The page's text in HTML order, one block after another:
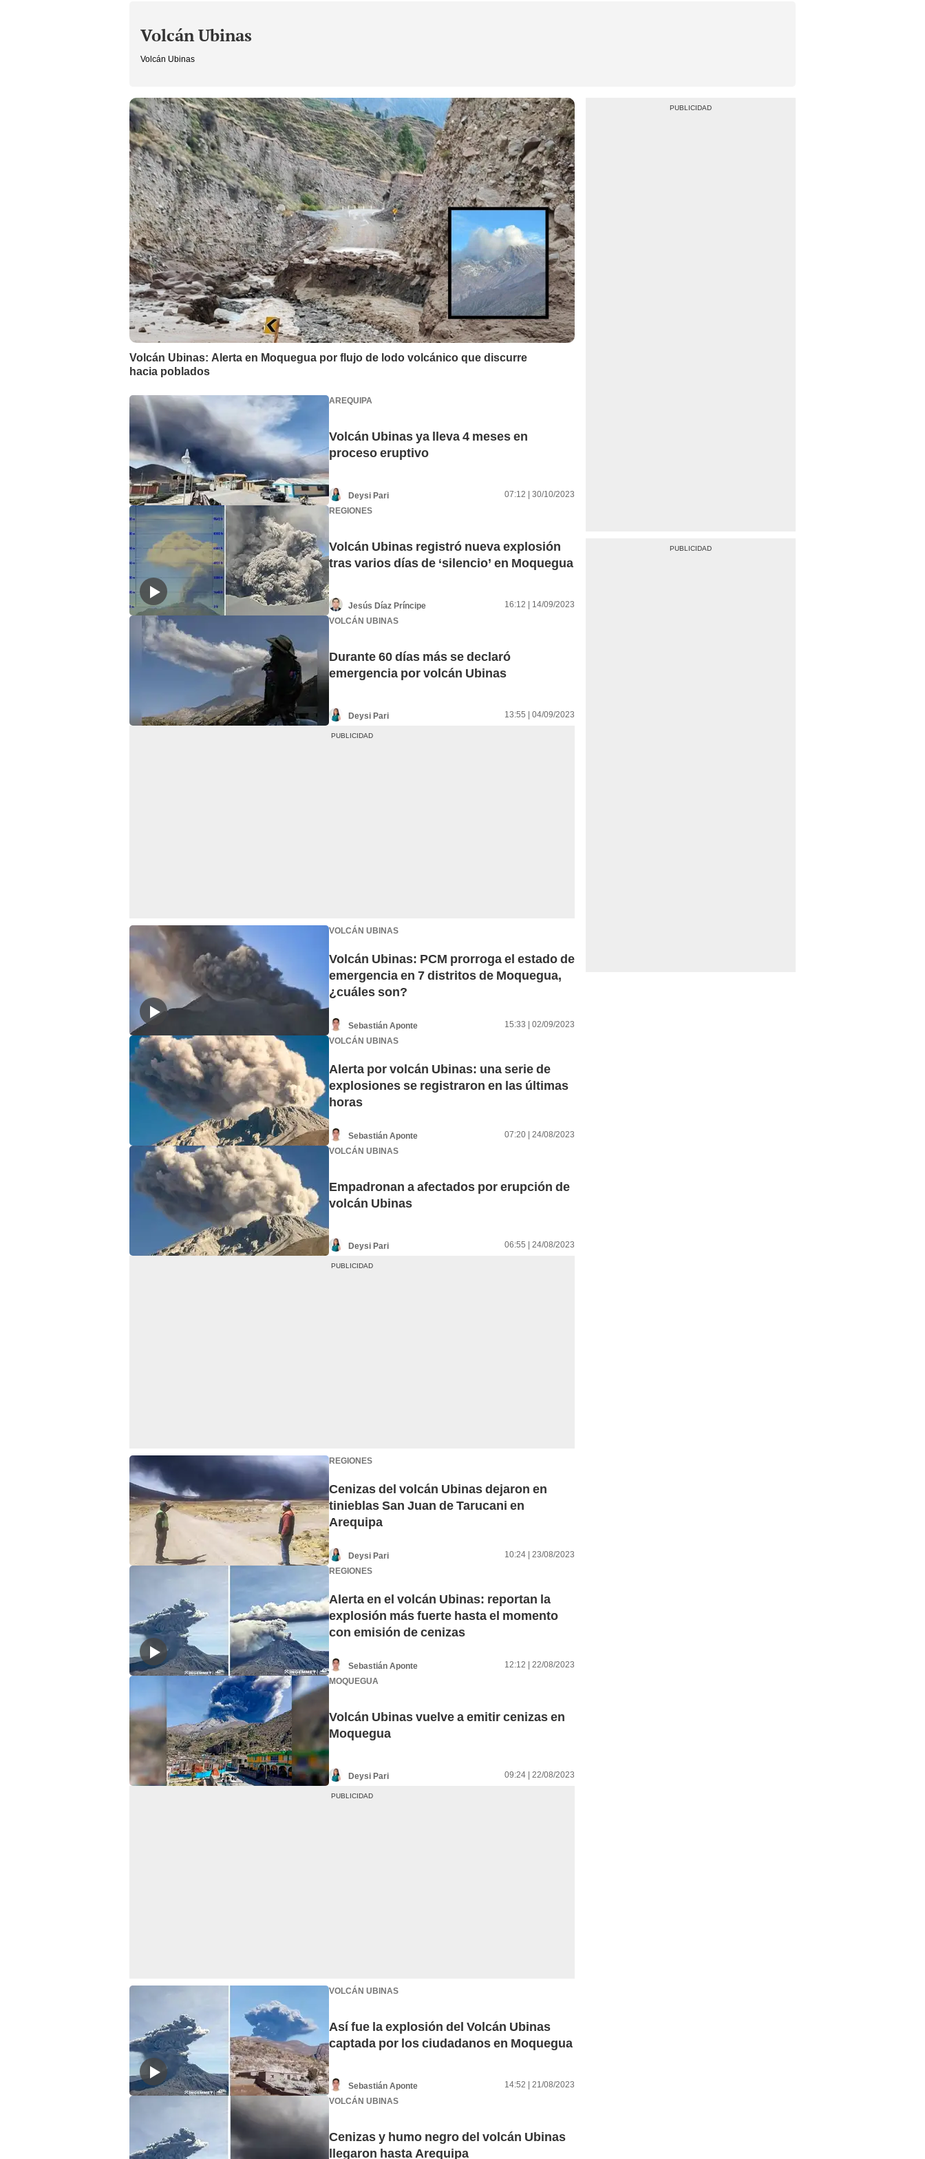
Volcán Ubinas
Volcán Ubinas
Volcán Ubinas: Alerta en Moquegua por flujo de lodo volcánico que discurre
hacia poblados
AREQUIPA
Volcán Ubinas ya lleva 4 meses en
proceso eruptivo
Deysi Pari
07:12 | 30/10/2023
REGIONES
Volcán Ubinas registró nueva explosión
tras varios días de ‘silencio’ en Moquegua
Jesús Díaz Príncipe
16:12 | 14/09/2023
VOLCÁN UBINAS
Durante 60 días más se declaró
emergencia por volcán Ubinas
Deysi Pari 13:55 | 04/09/2023
VOLCÁN UBINAS
Volcán Ubinas: PCM prorroga el estado de
emergencia en 7 distritos de Moquegua,
¿cuáles son?
Sebastián Aponte
15:33 | 02/09/2023
VOLCÁN UBINAS
Alerta por volcán Ubinas: una serie de
explosiones se registraron en las últimas
horas
Sebastián Aponte
07:20 | 24/08/2023
VOLCÁN UBINAS
Empadronan a afectados por erupción de
volcán Ubinas
Deysi Pari 06:55 | 24/08/2023
REGIONES
Cenizas del volcán Ubinas dejaron en
tinieblas San Juan de Tarucani en
Arequipa
Deysi Pari
10:24 | 23/08/2023
REGIONES
Alerta en el volcán Ubinas: reportan la
explosión más fuerte hasta el momento
con emisión de cenizas
Sebastián Aponte
12:12 | 22/08/2023
MOQUEGUA
Volcán Ubinas vuelve a emitir cenizas en
Moquegua
Deysi Pari 09:24 | 22/08/2023
VOLCÁN UBINAS
Así fue la explosión del Volcán Ubinas
captada por los ciudadanos en Moquegua
Sebastián Aponte
14:52 | 21/08/2023
VOLCÁN UBINAS
Cenizas y humo negro del volcán Ubinas
llegaron hasta Arequipa